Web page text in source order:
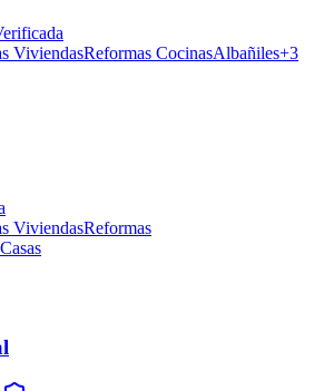
ViviendasReformas CocinasAlbañiles+3
ViviendasReformas